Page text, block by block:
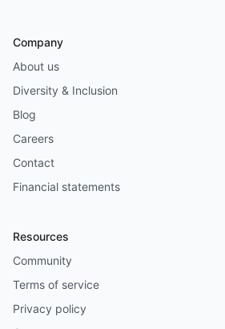
Company
About us
Diversity & Inclusion
Blog
Careers
Contact
Financial statements
Resources
Community
Terms of service
Privacy policy